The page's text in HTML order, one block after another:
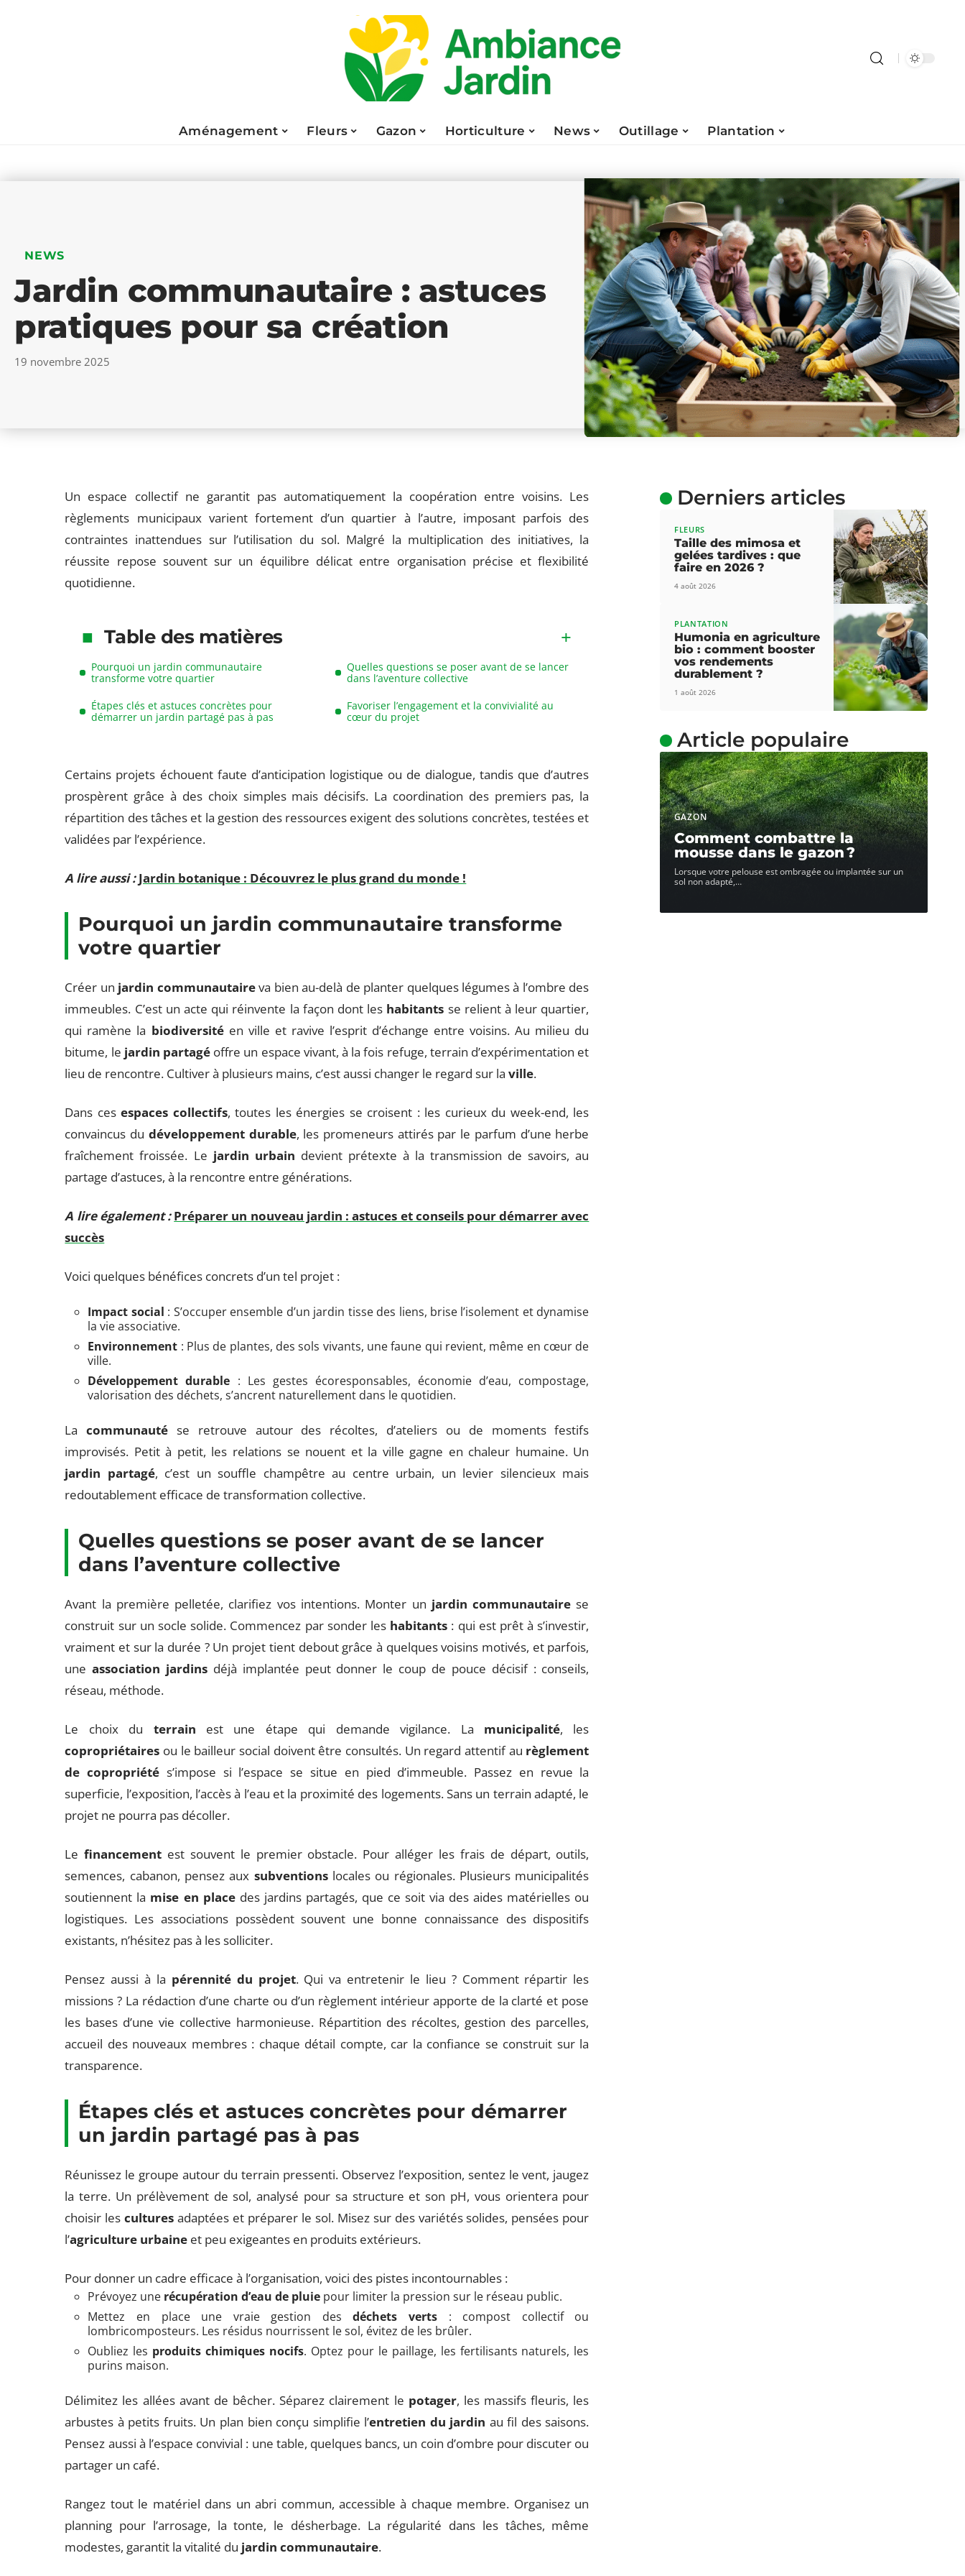
Aménagement Fleurs Gazon Horticulture News Outillage Plantation
NEWS
Jardin communautaire : astuces
pratiques pour sa création
19 novembre 2025
Un espace collectif ne garantit pas automatiquement la coopération entre voisins. Les
règlements municipaux varient fortement d’un quartier à l’autre, imposant parfois des
contraintes inattendues sur l’utilisation du sol. Malgré la multiplication des initiatives, la
réussite repose souvent sur un équilibre délicat entre organisation précise et flexibilité
quotidienne.
Table des matières
Pourquoi un jardin communautaire
transforme votre quartier
Quelles questions se poser avant de se lancer
dans l’aventure collective
Étapes clés et astuces concrètes pour
démarrer un jardin partagé pas à pas
Favoriser l’engagement et la convivialité au
cœur du projet
Certains projets échouent faute d’anticipation logistique ou de dialogue, tandis que d’autres
prospèrent grâce à des choix simples mais décisifs. La coordination des premiers pas, la
répartition des tâches et la gestion des ressources exigent des solutions concrètes, testées et
validées par l’expérience.
A lire aussi : Jardin botanique : Découvrez le plus grand du monde !
Pourquoi un jardin communautaire transforme
votre quartier
Créer un jardin communautaireva bien au-delà de planter quelques légumes à l’ombre des
immeubles. C’est un acte qui réinvente la façon dont les habitants se relient à leur quartier,
qui ramène la biodiversitéen ville et ravive l’esprit d’échange entre voisins. Au milieu du
bitume, le jardin partagé offre un espace vivant, à la fois refuge, terrain d’expérimentation et
lieu de rencontre. Cultiver à plusieurs mains, c’est aussi changer le regard sur laville.
Dans cesespaces collectifs, toutes les énergies se croisent : les curieux du week-end, les
convaincus du développement durable, les promeneurs attirés par le parfum d’une herbe
fraîchement froissée. Le jardin urbain devient prétexte à la transmission de savoirs, au
partage d’astuces, à la rencontre entre générations.
A lire également : Préparer un nouveau jardin : astuces et conseils pour démarrer avec
succès
Voici quelques bénéfices concrets d’un tel projet :
Impact social : S’occuper ensemble d’un jardin tisse des liens, brise l’isolement et dynamise
la vie associative.
Environnement : Plus de plantes, des sols vivants, une faune qui revient, même en cœur de
ville.
Développement durable : Les gestes écoresponsables, économie d’eau, compostage,
valorisation des déchets, s’ancrent naturellement dans le quotidien.
Lacommunauté se retrouve autour des récoltes, d’ateliers ou de moments festifs
improvisés. Petit à petit, les relations se nouent et la ville gagne en chaleur humaine. Un
jardin partagé, c’est un souffle champêtre au centre urbain, un levier silencieux mais
redoutablement efficace de transformation collective.
Quelles questions se poser avant de se lancer
dans l’aventure collective
Avant la première pelletée, clarifiez vos intentions. Monter un jardin communautaire se
construit sur un socle solide. Commencez par sonder les habitants : qui est prêt à s’investir,
vraiment et sur la durée ? Un projet tient debout grâce à quelques voisins motivés, et parfois,
uneassociation jardins déjà implantée peut donner le coup de pouce décisif : conseils,
réseau, méthode.
Le choix du terrain est une étape qui demande vigilance. La municipalité, les
copropriétaires ou le bailleur social doivent être consultés. Un regard attentif au règlement
de copropriété s’impose si l’espace se situe en pied d’immeuble. Passez en revue la
superficie, l’exposition, l’accès à l’eau et la proximité des logements. Sans un terrain adapté, le
projet ne pourra pas décoller.
Lefinancement est souvent le premier obstacle. Pour alléger les frais de départ, outils,
semences, cabanon, pensez aux subventionslocales ou régionales. Plusieurs municipalités
soutiennent la mise en placedes jardins partagés, que ce soit via des aides matérielles ou
logistiques. Les associations possèdent souvent une bonne connaissance des dispositifs
existants, n’hésitez pas à les solliciter.
Pensez aussi à la pérennité du projet. Qui va entretenir le lieu ? Comment répartir les
missions ? La rédaction d’une charte ou d’un règlement intérieur apporte de la clarté et pose
les bases d’une vie collective harmonieuse. Répartition des récoltes, gestion des parcelles,
accueil des nouveaux membres : chaque détail compte, car la confiance se construit sur la
transparence.
Étapes clés et astuces concrètes pour démarrer
un jardin partagé pas à pas
Réunissez le groupe autour du terrain pressenti. Observez l’exposition, sentez le vent, jaugez
la terre. Un prélèvement de sol, analysé pour sa structure et son pH, vous orientera pour
choisir lescultures adaptées et préparer le sol. Misez sur des variétés solides, pensées pour
l’agriculture urbaine et peu exigeantes en produits extérieurs.
Pour donner un cadre efficace à l’organisation, voici des pistes incontournables :
Prévoyez une récupération d’eau de pluie pour limiter la pression sur le réseau public.
Mettez en place une vraie gestion desdéchets verts : compost collectif ou
lombricomposteurs. Les résidus nourrissent le sol, évitez de les brûler.
Oubliez les produits chimiques nocifs. Optez pour le paillage, les fertilisants naturels, les
purins maison.
Délimitez les allées avant de bêcher. Séparez clairement le potager, les massifs fleuris, les
arbustes à petits fruits. Un plan bien conçu simplifie l’entretien du jardin au fil des saisons.
Pensez aussi à l’espace convivial : une table, quelques bancs, un coin d’ombre pour discuter ou
partager un café.
Rangez tout le matériel dans un abri commun, accessible à chaque membre. Organisez un
planning pour l’arrosage, la tonte, le désherbage. La régularité dans les tâches, même
modestes, garantit la vitalité du jardin communautaire.
Derniers articles
FLEURS
Taille des mimosa et
gelées tardives : que
faire en 2026 ?
4 août 2026
PLANTATION
Humonia en agriculture
bio : comment booster
vos rendements
durablement ?
1 août 2026
Article populaire
GAZON
Comment combattre la
mousse dans le gazon ?
Lorsque votre pelouse est ombragée ou implantée sur un
sol non adapté,…